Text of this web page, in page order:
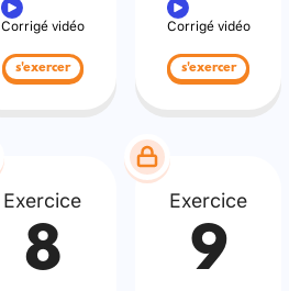
Corrigé vidéo
s'exercer
Corrigé vidéo
s'exercer
Exercice
8
Exercice
9